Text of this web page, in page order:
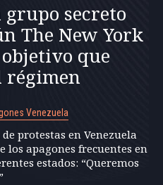
secreto
The New York
objetivo que
régimen
Venezuela
de protestas en Venezuela
los apagones frecuentes en
estados: “Queremos